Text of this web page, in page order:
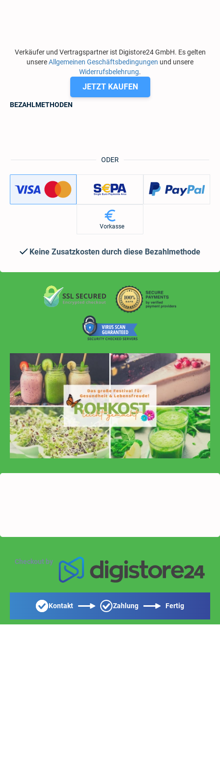
Verkäufer und Vertragspartner ist Digistore24 GmbH. Es gelten
unsereAllgemeinen Geschäftsbedingungen und unsere
Widerrufsbelehrung.
JETZT KAUFEN
ODER
BEZAHLMETHODEN
Vorkasse
Keine Zusatzkosten durch diese Bezahlmethode
Checkout by
Kontakt Zahlung Fertig